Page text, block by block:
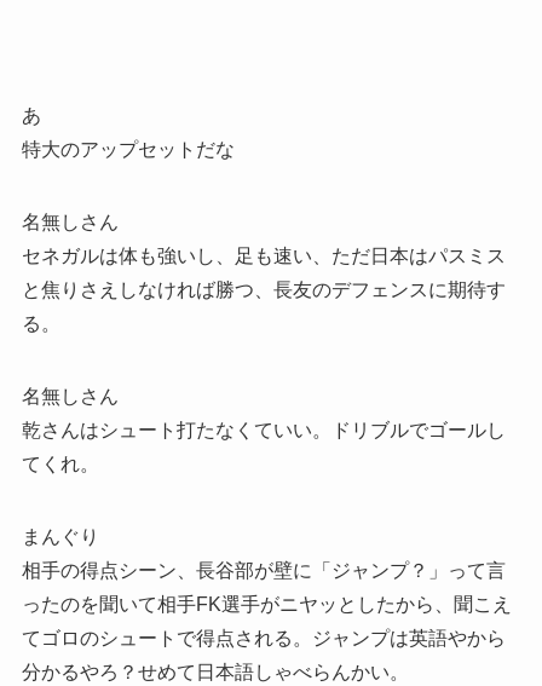
あ
特大のアップセットだな
名無しさん
セネガルは体も強いし、足も速い、ただ日本はパスミス
と焦りさえしなければ勝つ、長友のデフェンスに期待す
る。
名無しさん
乾さんはシュート打たなくていい。ドリブルでゴールし
てくれ。
まんぐり
相手の得点シーン、長谷部が壁に「ジャンプ？」って言
ったのを聞いて相手FK選手がニヤッとしたから、聞こえ
てゴロのシュートで得点される。ジャンプは英語やから
分かるやろ？せめて日本語しゃべらんかい。